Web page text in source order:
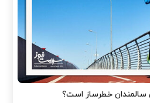
سالمندان خطرساز است؟